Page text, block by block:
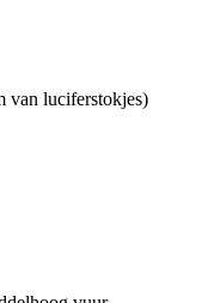
van luciferstokjes)